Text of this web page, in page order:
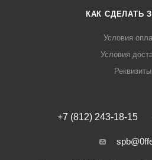
КАК СДЕЛАТЬ
Условия
Условия
Реквизиты
+7 (812) 243-18-15